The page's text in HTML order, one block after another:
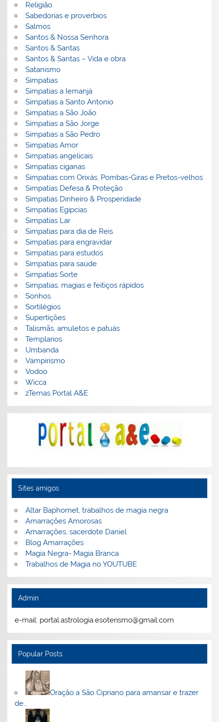
Religião
Sabedorias e proverbios
Salmos
Santos & Nossa Senhora
Santos & Santas
Santos & Santas – Vida e obra
Satanismo
Simpatias
Simpatias a Iemanjá
Simpatias a Santo Antonio
Simpatias a São João
Simpatias a São Jorge
Simpatias a São Pedro
Simpatias Amor
Simpatias angelicais
Simpatias ciganas
Simpatias com Orixás, Pombas-Giras e Pretos-velhos
Simpatias Defesa & Proteção
Simpatias Dinheiro & Prosperidade
Simpatias Egipcias
Simpatias Lar
Simpatias para dia de Reis
Simpatias para engravidar
Simpatias para estudos
Simpatias para saúde
Simpatias Sorte
Simpatias, magias e feitiços rápidos
Sonhos
Sortilégios
Supertições
Talismãs, amuletos e patuás
Templarios
Umbanda
Vampirismo
Vodoo
Wicca
zTemas Portal A&E
Sites amigos
Altar Baphomet, trabalhos de magia negra
Amarrações Amorosas
Amarrações, sacerdote Daniel
Blog Amarrações
Magia Negra- Magia Branca
Trabalhos de Magia no YOUTUBE
Admin
e-mail: portal.astrologia.esoterismo@gmail.com
Popular Posts
Oração a São Cipriano para amansar e trazer
de…